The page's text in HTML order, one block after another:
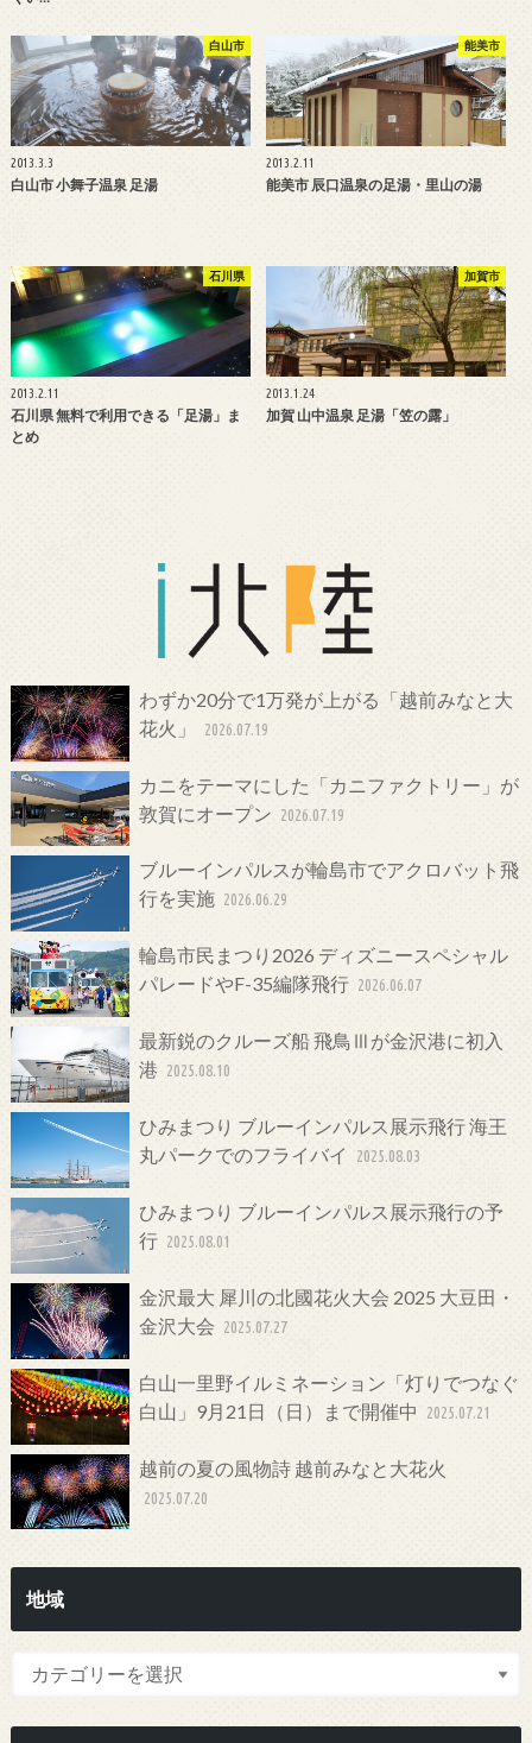
白山市
2013.3.3
白山市 小舞子温泉 足湯
能美市
2013.2.11
能美市 辰口温泉の足湯・里山の湯
石川県
2013.2.11
石川県 無料で利用できる「足湯」ま
とめ
加賀市
2013.1.24
加賀 山中温泉 足湯「笠の露」
わずか20分で1万発が上がる「越前みなと大
花火」
2026.07.19
カニをテーマにした「カニファクトリー」が
敦賀にオープン 2026.07.19
ブルーインパルスが輪島市でアクロバット飛
行を実施 2026.06.29
輪島市民まつり2026 ディズニースペシャル
パレードやF-35編隊飛行 2026.06.07
最新鋭のクルーズ船 飛鳥Ⅲが金沢港に初入
港 2025.08.10
ひみまつり ブルーインパルス展示飛行 海王
丸パークでのフライバイ
2025.08.03
ひみまつり ブルーインパルス展示飛行の予
行 2025.08.01
金沢最大 犀川の北國花火大会 2025 大豆田・
金沢大会 2025.07.27
白山一里野イルミネーション「灯りでつなぐ
白山」9月21日（日）まで開催中
2025.07.21
越前の夏の風物詩 越前みなと大花火
2025.07.20
地域